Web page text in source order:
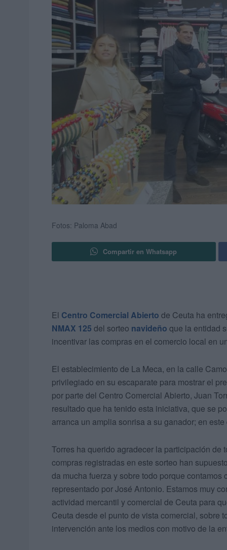
Fotos: Paloma Abad
Compartir en Whatsapp
El Centro Comercial Abierto de Ceuta ha
NMAX 125 del sorteo navideño que la entidad
incentivar las compras en el comercio local en
El establecimiento de La Meca, en la calle
privilegiado en su escaparate para mostrar el
por parte del Centro Comercial Abierto, Juan
resultado que ha tenido esta iniciativa, que se
arranca un amplia sonrisa a su ganador; en este
Torres ha querido agradecer la participación de
compras registradas en este sorteo han
da mucha fuerza y sobre todo porque
representado por José Antonio. Estamos muy
actividad mercantil y comercial de Ceuta para
Ceuta desde el punto de vista comercial, sobre
intervención ante los medios con motivo de la